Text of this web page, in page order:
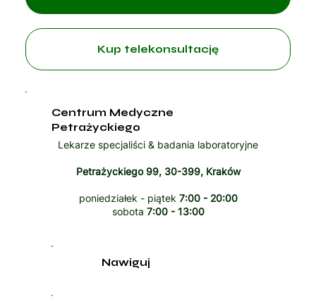
Kup telekonsultację
Centrum Medyczne
Petrażyckiego
Lekarze specjaliści & badania laboratoryjne
Petrażyckiego 99, 30-399, Kraków
poniedziałek - piątek 7:00 - 20:00
sobota 7:00 - 13:00
Nawiguj